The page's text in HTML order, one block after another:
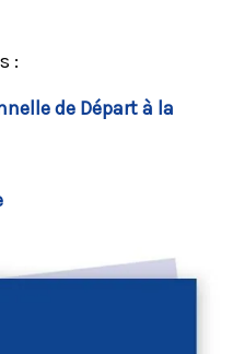
:
de Départ à la